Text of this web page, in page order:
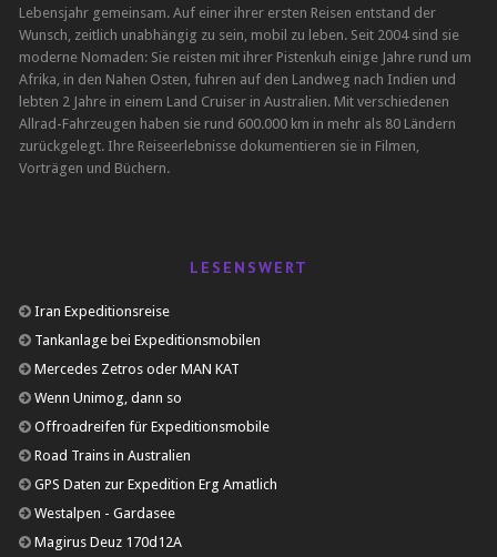
Lebensjahr gemeinsam. Auf einer ihrer ersten Reisen entstand der
Wunsch, zeitlich unabhängig zu sein, mobil zu leben. Seit 2004 sind sie
moderne Nomaden: Sie reisten mit ihrer Pistenkuh einige Jahre rund um
Afrika, in den Nahen Osten, fuhren auf den Landweg nach Indien und
lebten 2 Jahre in einem Land Cruiser in Australien. Mit verschiedenen
Allrad-Fahrzeugen haben sie rund 600.000 km in mehr als 80 Ländern
zurückgelegt. Ihre Reiseerlebnisse dokumentieren sie in Filmen,
Vorträgen und Büchern.
LESENSWERT
Iran Expeditionsreise
Tankanlage bei Expeditionsmobilen
Mercedes Zetros oder MAN KAT
Wenn Unimog, dann so
Offroadreifen für Expeditionsmobile
Road Trains in Australien
GPS Daten zur Expedition Erg Amatlich
Westalpen - Gardasee
Magirus Deuz 170d12A